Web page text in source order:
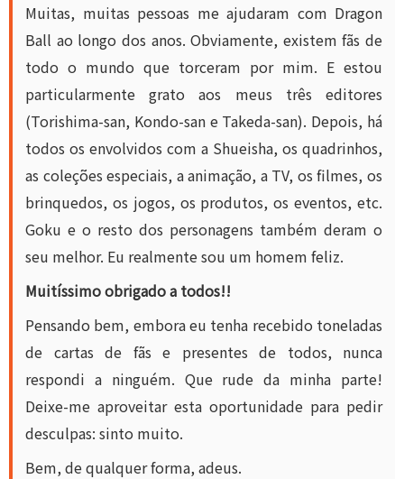
Muitas, muitas pessoas me ajudaram com Dragon
Ball ao longo dos anos. Obviamente, existem fãs de
todo o mundo que torceram por mim. E estou
particularmente grato aos meus três editores
(Torishima-san, Kondo-san e Takeda-san). Depois, há
todos os envolvidos com a Shueisha, os quadrinhos,
as coleções especiais, a animação, a TV, os filmes, os
brinquedos, os jogos, os produtos, os eventos, etc.
Goku e o resto dos personagens também deram o
seu melhor. Eu realmente sou um homem feliz.
Muitíssimo obrigado a todos!!
Pensando bem, embora eu tenha recebido toneladas
de cartas de fãs e presentes de todos, nunca
respondi a ninguém. Que rude da minha parte!
Deixe-me aproveitar esta oportunidade para pedir
desculpas: sinto muito.
Bem, de qualquer forma, adeus.